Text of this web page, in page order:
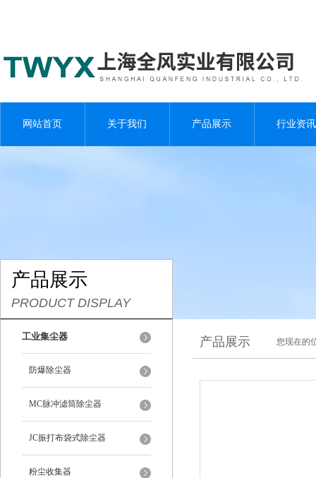
网站首页 关于我们 产品展示 行业资讯
产品展示
PRODUCT DISPLAY
工业集尘器
防爆除尘器
MC脉冲滤筒除尘器
JC振打布袋式除尘器
粉尘收集器
产品展示 您现在的